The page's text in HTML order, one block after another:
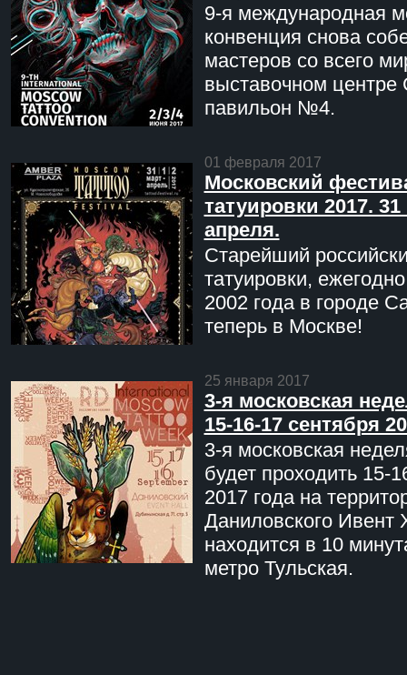
9-я международная
конвенция снова
мастеров со всего
выставочном центре
павильон №4.
01 февраля 2017
Московский
татуировки 2017. 31
апреля.
Старейший
татуировки,
2002 года в городе
теперь в Москве!
25 января 2017
3-я московская
15-16-17 сентября
3-я московская
будет проходить 15-
2017 года на
Даниловского Ивент
находится в 10
метро Тульская.